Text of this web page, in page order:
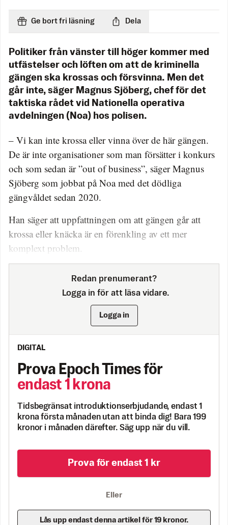
Ge bort fri läsning Dela
Politiker från vänster till höger kommer med
utfästelser och löften om att de kriminella
gängen ska krossas och försvinna. Men det
går inte, säger Magnus Sjöberg, chef för det
taktiska rådet vid Nationella operativa
avdelningen (Noa) hos polisen.
– Vi kan inte krossa eller vinna över de här gängen.
De är inte organisationer som man försätter i konkurs
och som sedan är ”out of business”, säger Magnus
Sjöberg som jobbat på Noa med det dödliga
gängvåldet sedan 2020.
Han säger att uppfattningen om att gängen går att
krossa eller knäcka är en förenkling av ett mer
komplext problem.
Redan prenumerant?
Logga in för att läsa vidare.
Logga in
DIGITAL
Prova Epoch Times för
endast 1 krona
Tidsbegränsat introduktionserbjudande, endast 1
krona första månaden utan att binda dig! Bara 199
kronor i månaden därefter. Säg upp när du vill.
Prova för endast 1 kr
Eller
Lås upp endast denna artikel för 19 kronor.